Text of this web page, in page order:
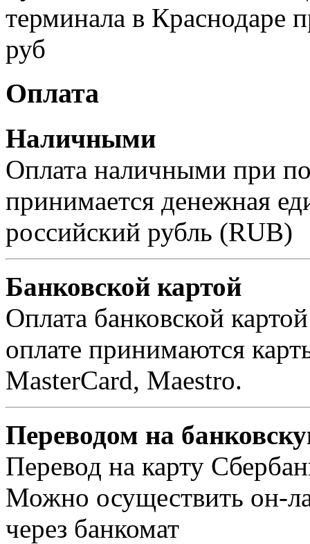
терминала в Краснодаре
руб
Оплата
Наличными
Оплата наличными при
принимается денежная
российский рубль (RUB)
Банковской картой
Оплата банковской
оплате принимаются
MasterCard, Maestro.
Переводом на
Перевод на карту
Можно осуществить он-
через банкомат